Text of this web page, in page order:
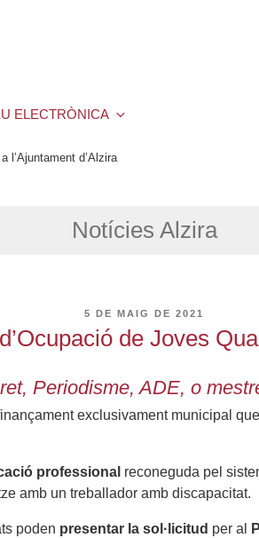
ELECTRÒNICA
l’Ajuntament d’Alzira
Notícies Alzira
PUBLICAT
5 DE MAIG DE 2021
de Joves
Periodisme, ADE, o
exclusivament municipal
professional reconeguda pel
amb un treballador amb discapacitat.
poden presentar la sol·licitud per al